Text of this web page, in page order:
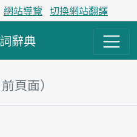
網站導覽 切換網站翻譯
辭典
頁面）